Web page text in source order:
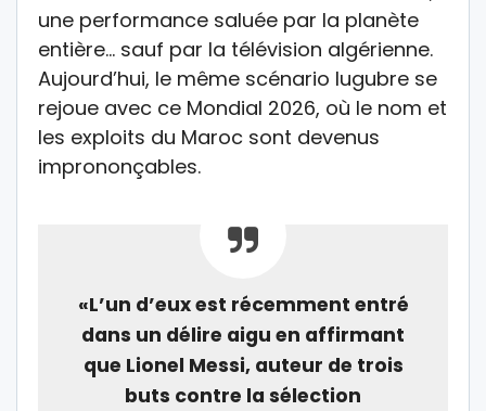
une performance saluée par la planète
entière… sauf par la télévision algérienne.
Aujourd’hui, le même scénario lugubre se
rejoue avec ce Mondial 2026, où le nom et
les exploits du Maroc sont devenus
imprononçables.
«L’un d’eux est récemment entré
dans un délire aigu en affirmant
que Lionel Messi, auteur de trois
buts contre la sélection